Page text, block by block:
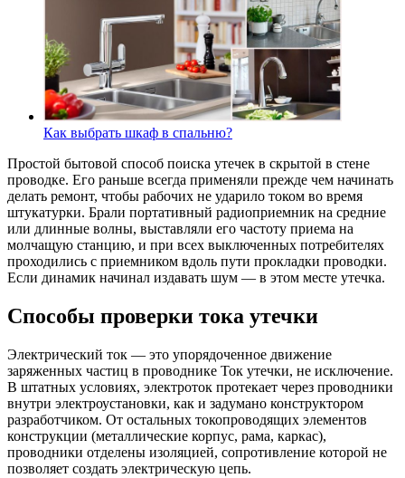
Как выбрать шкаф в спальню?
Простой бытовой способ поиска утечек в скрытой в стене
проводке. Его раньше всегда применяли прежде чем начинать
делать ремонт, чтобы рабочих не ударило током во время
штукатурки. Брали портативный радиоприемник на средние
или длинные волны, выставляли его частоту приема на
молчащую станцию, и при всех выключенных потребителях
проходились с приемником вдоль пути прокладки проводки.
Если динамик начинал издавать шум — в этом месте утечка.
Способы проверки тока утечки
Электрический ток — это упорядоченное движение
заряженных частиц в проводнике Ток утечки, не исключение.
В штатных условиях, электроток протекает через проводники
внутри электроустановки, как и задумано конструктором
разработчиком. От остальных токопроводящих элементов
конструкции (металлические корпус, рама, каркас),
проводники отделены изоляцией, сопротивление которой не
позволяет создать электрическую цепь.